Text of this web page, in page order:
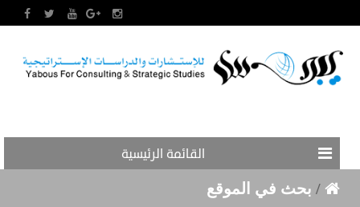
القائمة الرئيسية
/ بحث في الموقع